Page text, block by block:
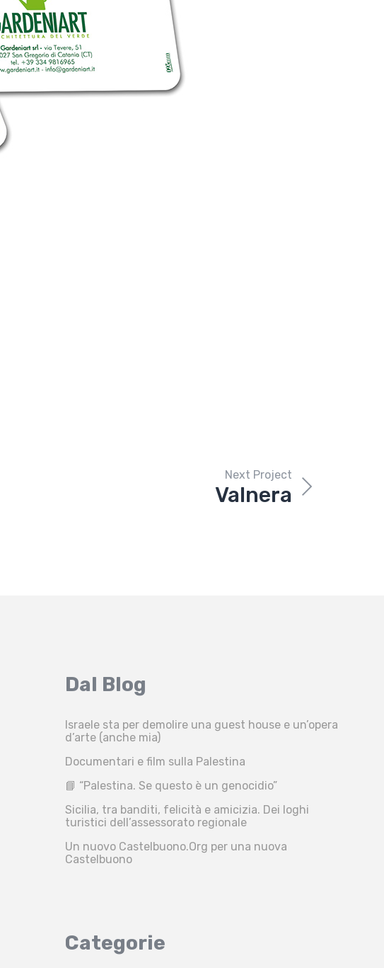
Next Project
Valnera
Dal Blog
Israele sta per demolire una guest house e un’opera
d’arte (anche mia)
Documentari e film sulla Palestina
📘 “Palestina. Se questo è un genocidio”
Sicilia, tra banditi, felicità e amicizia. Dei loghi
turistici dell’assessorato regionale
Un nuovo Castelbuono.Org per una nuova
Castelbuono
Categorie